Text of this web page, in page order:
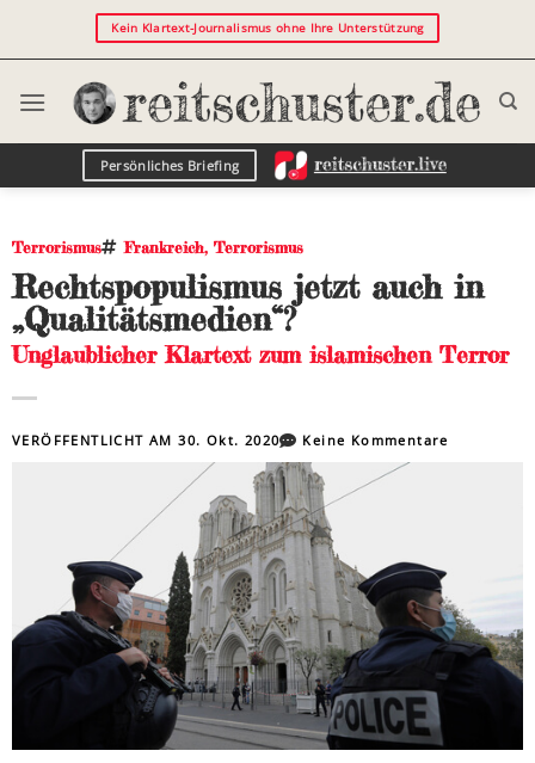
Kein Klartext-Journalismus ohne Ihre Unterstützung
Persönliches Briefing
Terrorismus Frankreich, Terrorismus
Rechtspopulismus jetzt auch in
„Qualitätsmedien“?
Unglaublicher Klartext zum islamischen Terror
VERÖFFENTLICHT AM30. Okt. 2020 Keine Kommentare